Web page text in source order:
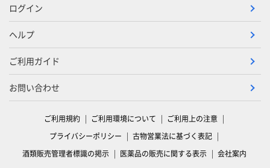
ログイン
ヘルプ
ご利用ガイド
お問い合わせ
ご利用規約 ご利用環境について
ご利用上の注意
プライバシーポリシー
古物営業法に基づく表記
酒類販売管理者標識の掲示
医薬品の販売に関する表示 会社案内